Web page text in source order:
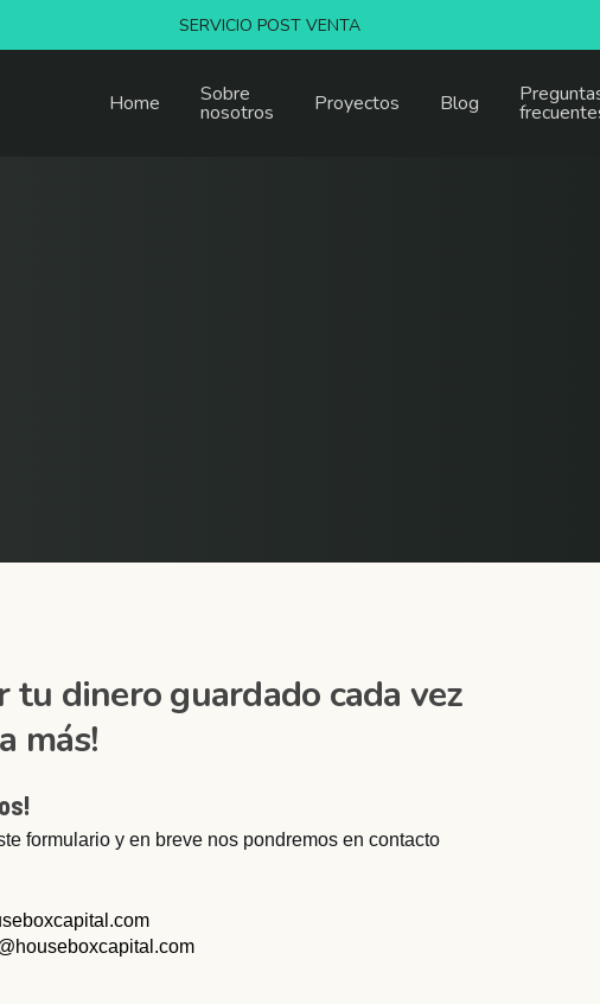
SERVICIO POST VENTA
Home Sobre
nosotros Proyectos Blog
tu dinero guardado cada vez
más!
formulario y en breve nos pondremos en contacto